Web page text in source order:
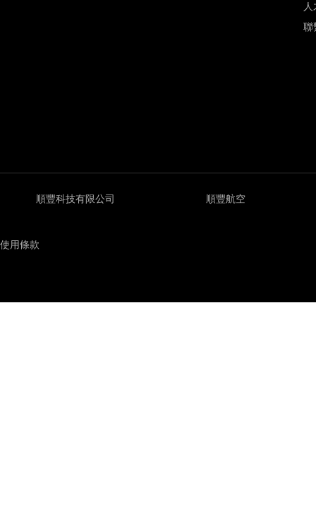
聯
順豐科技有限公司 順豐航空
使用條款